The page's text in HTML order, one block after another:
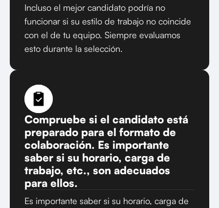
Incluso el mejor candidato podría no
funcionar si su estilo de trabajo no coincide
con el de tu equipo. Siempre evaluamos
esto durante la selección.
Compruebe si el candidato está
preparado para el formato de
colaboración. Es importante
saber si su horario, carga de
trabajo, etc., son adecuados
para ellos.
Es importante saber si su horario, carga de